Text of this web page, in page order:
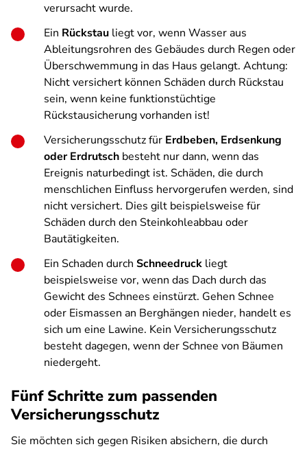
verursacht wurde.
Ein Rückstau liegt vor, wenn Wasser aus
Ableitungsrohren des Gebäudes durch Regen oder
Überschwemmung in das Haus gelangt. Achtung:
Nicht versichert können Schäden durch Rückstau
sein, wenn keine funktionstüchtige
Rückstausicherung vorhanden ist!
Versicherungsschutz für Erdbeben, Erdsenkung
oder Erdrutsch besteht nur dann, wenn das
Ereignis naturbedingt ist. Schäden, die durch
menschlichen Einfluss hervorgerufen werden, sind
nicht versichert. Dies gilt beispielsweise für
Schäden durch den Steinkohleabbau oder
Bautätigkeiten.
Ein Schaden durch Schneedruck liegt
beispielsweise vor, wenn das Dach durch das
Gewicht des Schnees einstürzt. Gehen Schnee
oder Eismassen an Berghängen nieder, handelt es
sich um eine Lawine. Kein Versicherungsschutz
besteht dagegen, wenn der Schnee von Bäumen
niedergeht.
Fünf Schritte zum passenden
Versicherungsschutz
Sie möchten sich gegen Risiken absichern, die durch